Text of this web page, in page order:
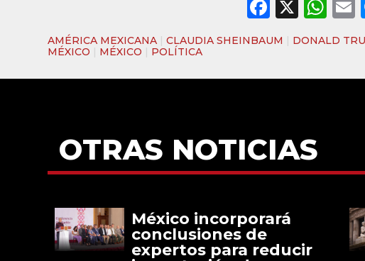
X
AMÉRICA MEXICANA |CLAUDIA SHEINBAUM | DONALD
MÉXICO | MÉXICO | POLÍTICA
OTRAS NOTICIAS
México incorporará
conclusiones de
expertos para reducir